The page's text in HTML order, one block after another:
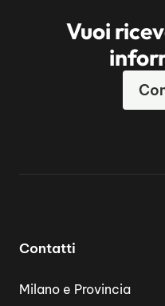
Vuoi
Contatti
Milano e Provincia